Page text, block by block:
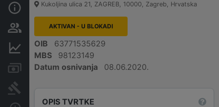
Osnovne informacije
Osobe i vlasništvo
Financijski podaci
Računi i blokade
Sudske objave
Kukoljina ulica 21, ZAGREB, 10000, Zagreb, Hrvatska
AKTIVAN - U BLOKADI
OIB
63771535629
MBS
98123149
Datum osnivanja
08.06.2020.
OPIS TVRTKE